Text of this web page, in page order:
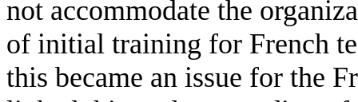
not accommodate the
of initial training for French
this became an issue for the